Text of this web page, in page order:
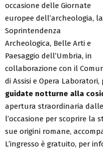
occasione delle Giornate
europee dell’archeologia, la
Soprintendenza
Archeologica, Belle Arti e
Paesaggio dell’Umbria, in
collaborazione con il
di Assisi e Opera
guidate notturne alla
apertura straordinaria
l’occasione per scoprire la
sue origini romane,
L’ingresso è gratuito, per